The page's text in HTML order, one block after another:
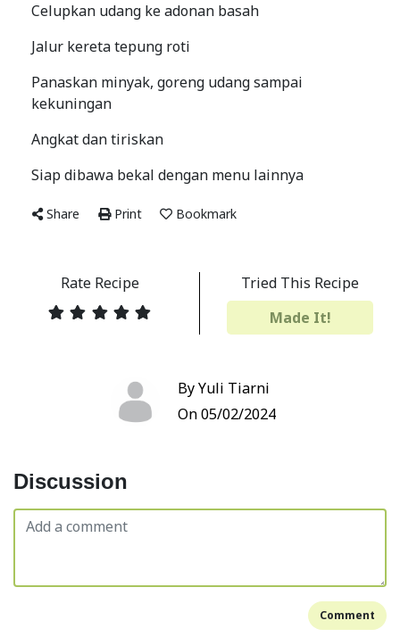
Celupkan udang ke adonan basah
Jalur kereta tepung roti
Panaskan minyak, goreng udang sampai
kekuningan
Angkat dan tiriskan
Siap dibawa bekal dengan menu lainnya
Share Print Bookmark
Rate Recipe
Tried This Recipe
Made It!
By Yuli Tiarni
On 05/02/2024
Discussion
Comment